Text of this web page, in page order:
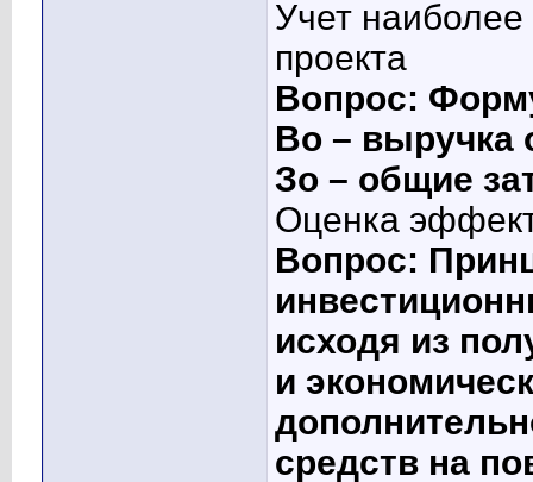
Учет
проекта
Вопрос:
Во – выручка
Зо – общие
Оценка
Вопрос:
исходя из
и
средств на